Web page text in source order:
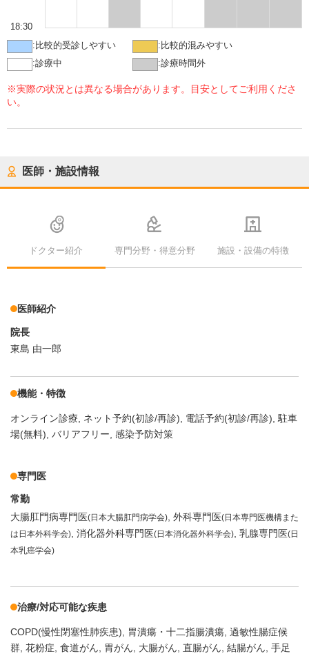
18:30
: 比較的受診しやすい : 比較的混みやすい
:診療中 :診療時間外
※実際の状況とは異なる場合があります。目安としてご利用くださ
い。
医師・施設情報
ドクター紹介 専門分野・得意分野 施設・設備の特徴
医師紹介
院長
東島 由一郎
機能・特徴
オンライン診療 ネット予約(初診/再診) 電話予約(初診/再診) 駐車
場(無料) バリアフリー 感染予防対策
専門医
常勤
大腸肛門病専門医(日本大腸肛門病学会) 外科専門医(日本専門医機構また
は日本外科学会) 消化器外科専門医(日本消化器外科学会) 乳腺専門医(日
本乳癌学会)
治療/対応可能な疾患
COPD(慢性閉塞性肺疾患) 胃潰瘍・十二指腸潰瘍 過敏性腸症候
群 花粉症 食道がん 胃がん 大腸がん 直腸がん 結腸がん 手足